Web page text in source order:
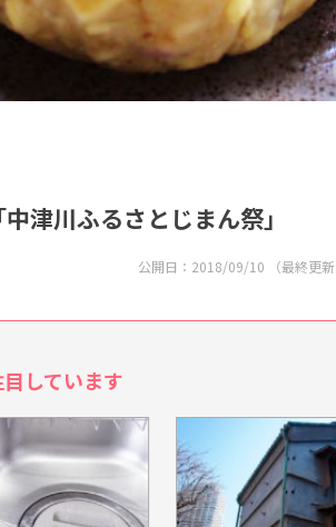
津川ふるさとじまん祭」
公開日： 2018/09/10 （最終更新
しています